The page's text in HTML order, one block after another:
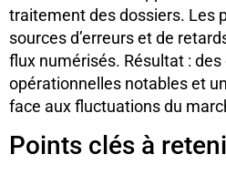
traitement des dossiers. Les
sources d’erreurs et de
flux numérisés. Résultat :
opérationnelles notables et
face aux fluctuations du
Points clés à